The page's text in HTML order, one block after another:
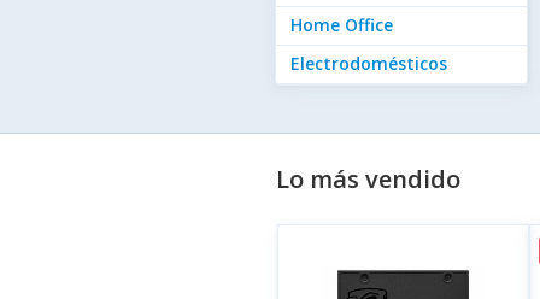
Home Office
Electrodomésticos
Lo más vendido